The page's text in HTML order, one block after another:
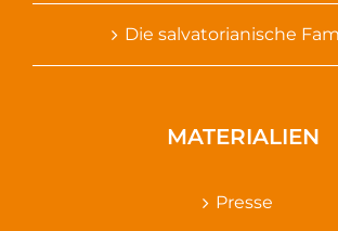
Die salvatorianische
MATERIALIEN
Presse